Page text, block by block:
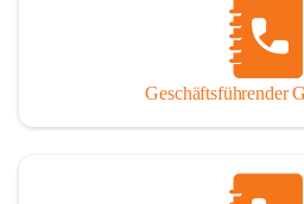
Geschäftsführender